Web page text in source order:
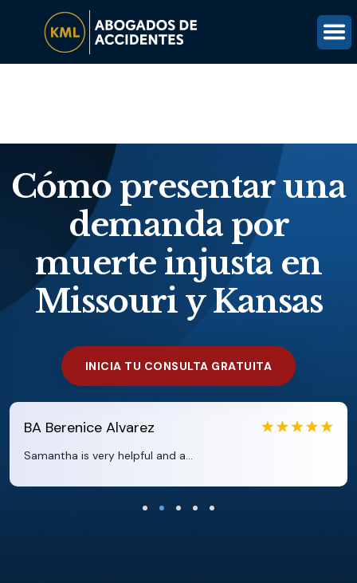
OBTÉN UNA REVISIÓN GRATUITA DEL CASO
Cómo presentar una
demanda por
muerte injusta en
Missouri y Kansas
INICIA TU CONSULTA GRATUITA
EB Eboni Bowie
Clara extremely helpful and ve...